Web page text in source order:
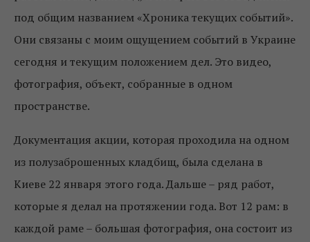
под общим названием «Хроника текущих событий».
Они связаны с моим ощущением событий в Украине
сегодня и текущим положением дел. Это видео,
фотография, объект, собранные в одном
пространстве.
Документация акции, которая проходила на одном
из полузаброшенных кладбищ, была сделана в
Киеве 22 января этого года. Дальше – ряд работ,
которые я делал на протяжении года. Вот 12 рам: в
каждой раме – большая фотография, она состоит из